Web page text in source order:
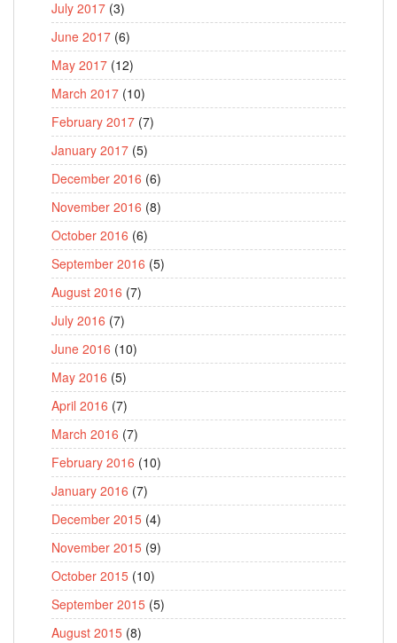
July 2017 (3)
June 2017 (6)
May 2017 (12)
March 2017 (10)
February 2017 (7)
January 2017 (5)
December 2016 (6)
November 2016 (8)
October 2016 (6)
September 2016 (5)
August 2016 (7)
July 2016 (7)
June 2016 (10)
May 2016 (5)
April 2016 (7)
March 2016 (7)
February 2016 (10)
January 2016 (7)
December 2015 (4)
November 2015 (9)
October 2015 (10)
September 2015 (5)
August 2015 (8)